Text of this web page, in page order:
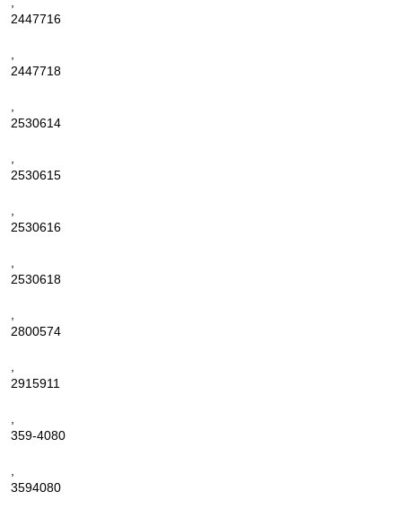
2447716
2447718
2530614
2530615
2530616
2530618
2800574
2915911
359-4080
3594080